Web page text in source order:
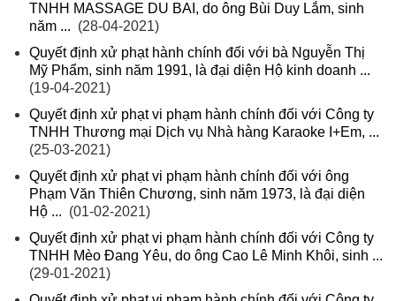
TNHH MASSAGE DU BAI, do ông Bùi Duy Lắm, sinh
năm ... (28-04-2021)
Quyết định xử phạt hành chính đối với bà Nguyễn Thị
Mỹ Phẩm, sinh năm 1991, là đại diện Hộ kinh doanh ...
(19-04-2021)
Quyết định xử phạt vi phạm hành chính đối với Công ty
TNHH Thương mại Dịch vụ Nhà hàng Karaoke I+Em, ...
(25-03-2021)
Quyết định xử phạt vi phạm hành chính đối với ông
Phạm Văn Thiên Chương, sinh năm 1973, là đại diện
Hộ ... (01-02-2021)
Quyết định xử phạt vi phạm hành chính đối với Công ty
TNHH Mèo Đang Yêu, do ông Cao Lê Minh Khôi, sinh ...
(29-01-2021)